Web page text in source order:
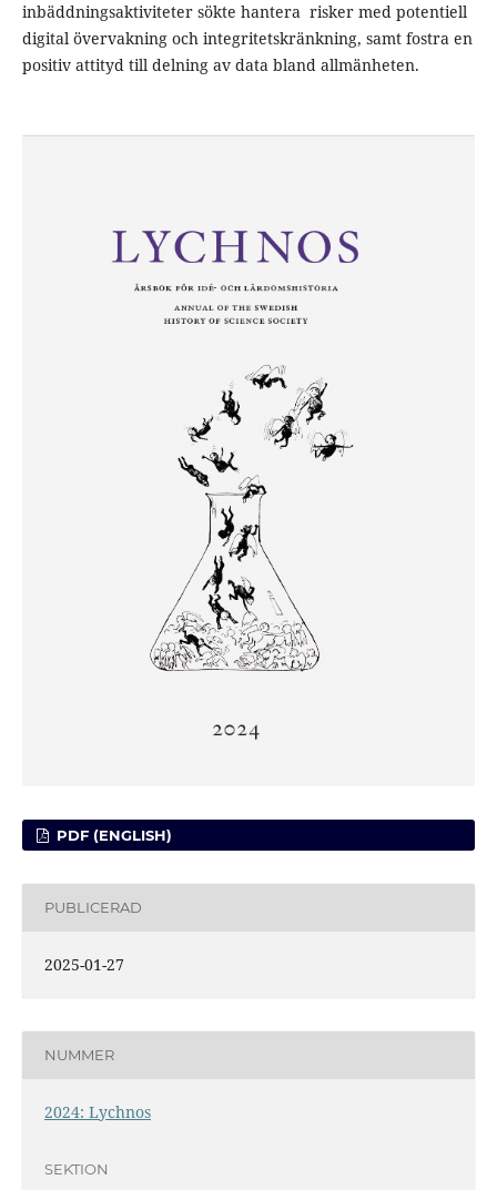
inbäddningsaktiviteter sökte hantera risker med potentiell
digital övervakning och integritetskränkning, samt fostra en
positiv attityd till delning av data bland allmänheten.
PDF (ENGLISH)
PUBLICERAD
2025-01-27
NUMMER
2024: Lychnos
SEKTION